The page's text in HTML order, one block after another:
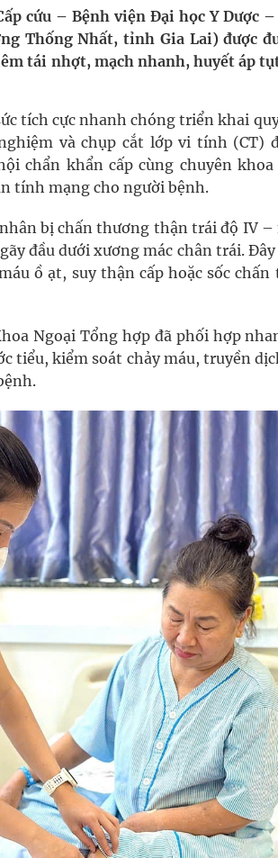
quốc
mới của Việt Nam
hai cấp trong quản lý hoạt động nha
cực hiệu quả
cứu – Bệnh viện Đại học Y Dược
Thống Nhất, tỉnh Gia Lai) được
tái nhợt, mạch nhanh, huyết áp
tích cực nhanh chóng triển khai
và chụp cắt lớp vi tính (CT)
chẩn khẩn cấp cùng chuyên
tính mạng cho người bệnh.
bị chấn thương thận trái độ IV –
đầu dưới xương mác chân trái.
ồ ạt, suy thận cấp hoặc sốc
Ngoại Tổng hợp đã phối hợp
tiểu, kiểm soát chảy máu, truyền